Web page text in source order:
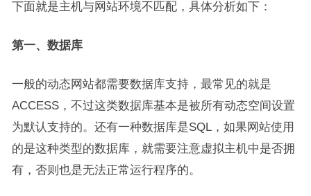
下面就是主机与网站环境不匹配，具体分析如下：
第一、数据库
一般的动态网站都需要数据库支持，最常见的就是
ACCESS，不过这类数据库基本是被所有动态空间设置
为默认支持的。还有一种数据库是SQL，如果网站使用
的是这种类型的数据库，就需要注意虚拟主机中是否拥
有，否则也是无法正常运行程序的。